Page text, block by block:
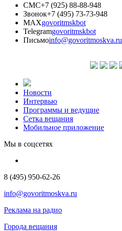
СМС+7 (925) 88-88-948
Звонок+7 (495) 73-73-948
MAXgovoritmskbot
Telegramgovoritmskbot
Письмоinfo@govoritmoskva.ru
Новости
Интервью
Программы и ведущие
Сетка вещания
Мобильное приложение
Мы в соцсетях
8 (495) 950-62-26
info@govoritmoskva.ru
Реклама на радио
Города вещания